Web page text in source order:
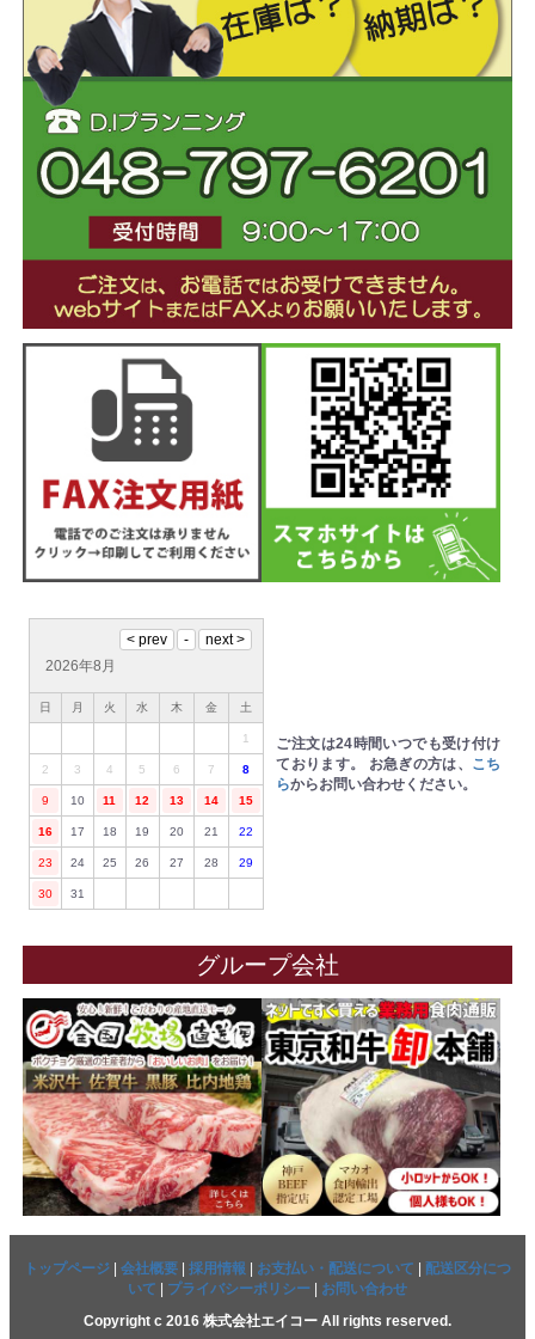
2026年8月
日 月 火 水 木 金 土
1
2 3 4 5 6 7 8
9 10 11 12 13 14 15
16 17 18 19 20 21 22
23 24 25 26 27 28 29
30 31
ご注文は24時間いつでも受け付け
ております。 お急ぎの方は、 こち
らからお問い合わせください。
グループ会社
トップページ 会社概要 採用情報 お支払い・配送について
配送区分につ
いて
プライバシーポリシー
お問い合わせ
Copyright c 2016 株式会社エイコー All rights reserved.